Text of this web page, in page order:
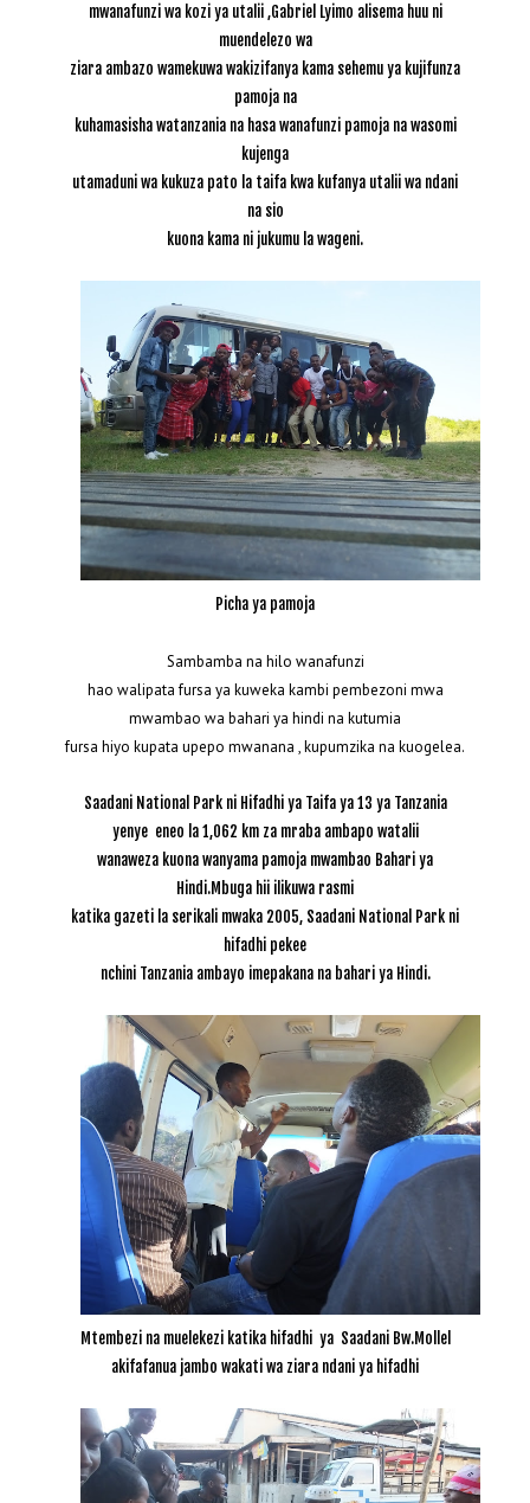
mwanafunzi wa kozi ya utalii ,Gabriel Lyimo alisema huu ni
muendelezo wa
ziara ambazo wamekuwa wakizifanya kama sehemu ya kujifunza
pamoja na
kuhamasisha watanzania na hasa wanafunzi pamoja na wasomi
kujenga
utamaduni wa kukuza pato la taifa kwa kufanya utalii wa ndani
na sio
kuona kama ni jukumu la wageni.
Picha ya pamoja
Sambamba na hilo wanafunzi
hao walipata fursa ya kuweka kambi pembezoni mwa
mwambao wa bahari ya hindi na kutumia
fursa hiyo kupata upepo mwanana , kupumzika na kuogelea.
Saadani National Park ni Hifadhi ya Taifa ya 13 ya Tanzania
yenye eneo la 1,062 km za mraba ambapo watalii
wanaweza kuona wanyama pamoja mwambao Bahari ya
Hindi.Mbuga hii ilikuwa rasmi
katika gazeti la serikali mwaka 2005, Saadani National Park ni
hifadhi pekee
nchini Tanzania ambayo imepakana na bahari ya Hindi.
Mtembezi na muelekezi katika hifadhi ya Saadani Bw.Mollel
akifafanua jambo wakati wa ziara ndani ya hifadhi